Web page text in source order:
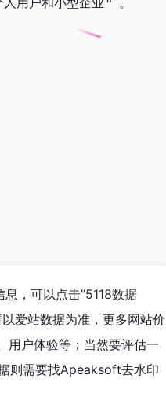
息，可以点击"5118数据
爱站数据为准，更多网站价
用户体验等；当然要评估一
则需要找Apeaksoft去水印